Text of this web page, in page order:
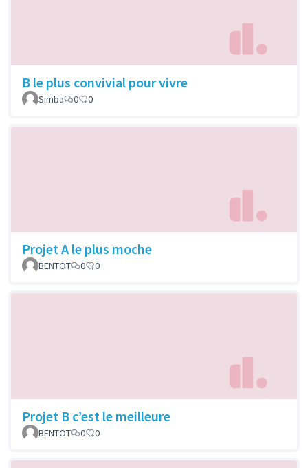
B le plus convivial pour vivre
Simba 0 0
Projet A le plus moche
BENTOT 0 0
Projet B c’est le meilleure
BENTOT 0 0